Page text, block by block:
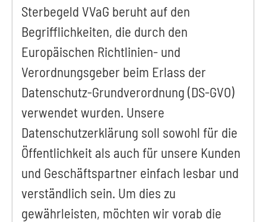
Sterbegeld VVaG beruht auf den
Begrifflichkeiten, die durch den
Europäischen Richtlinien- und
Verordnungsgeber beim Erlass der
Datenschutz-Grundverordnung (DS-GVO)
verwendet wurden. Unsere
Datenschutzerklärung soll sowohl für die
Öffentlichkeit als auch für unsere Kunden
und Geschäftspartner einfach lesbar und
verständlich sein. Um dies zu
gewährleisten, möchten wir vorab die